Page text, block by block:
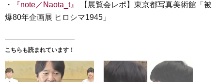
・ 『note／Naota_t』
【展覧会レポ】東京都写真美術館「被
爆80年企画展 ヒロシマ1945」
こちらも読まれています！